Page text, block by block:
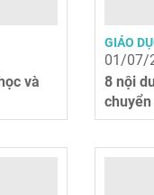
và
GIÁO
01/07/
8 nội